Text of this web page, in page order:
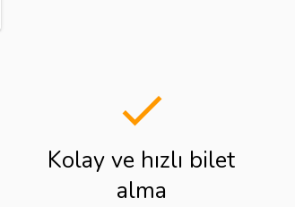
done
Kolay ve hızlı bilet
alma